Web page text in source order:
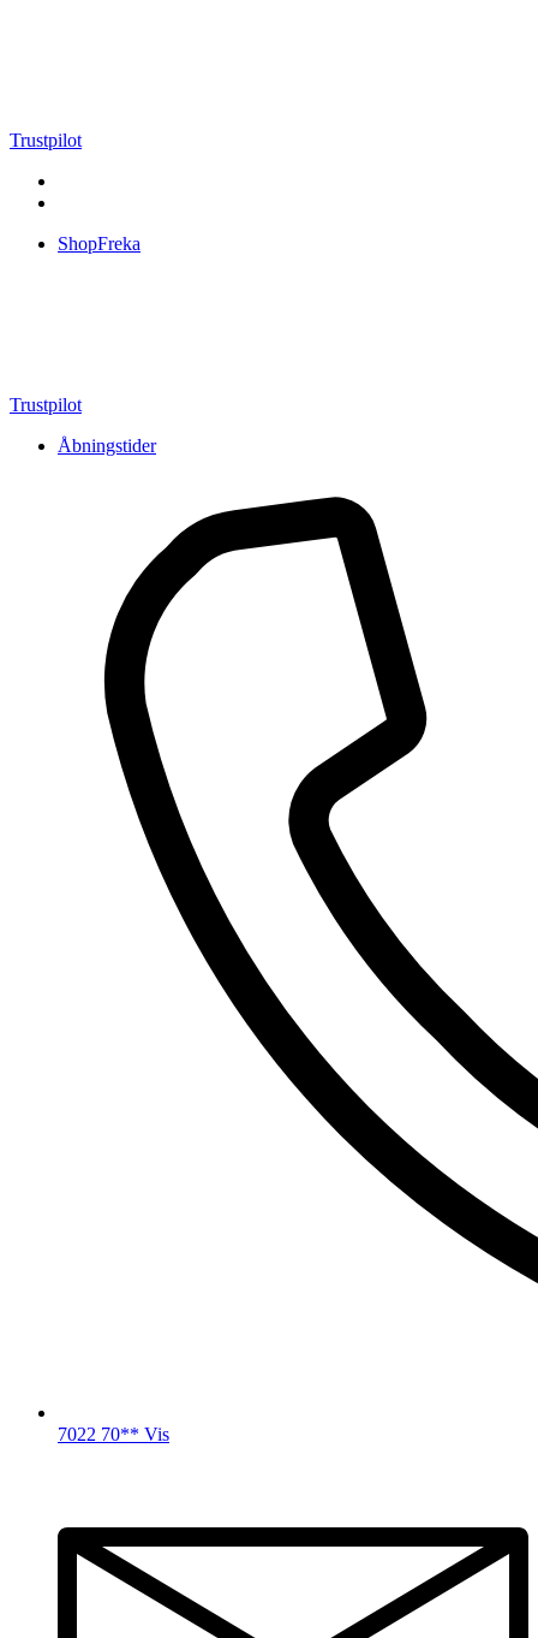
Trustpilot
ShopFreka
Trustpilot
Åbningstider
7022 70** Vis